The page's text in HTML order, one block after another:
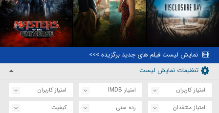
نمایش لیست فیلم های جدید برگزیده >>>
تنظیمات نمایش لیست
امتیاز کاربران امتیاز IMDB
امتیاز کاربران
امتیاز منتقدان
رده سنی
کیفیت